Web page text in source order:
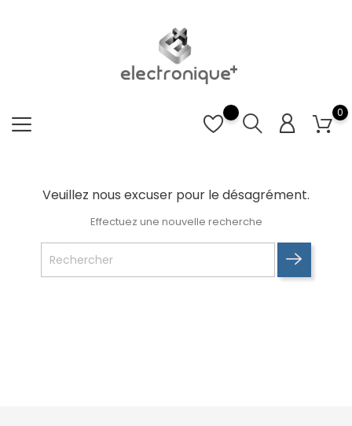
0
Veuillez nous excuser pour le désagrément.
Effectuez une nouvelle recherche